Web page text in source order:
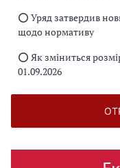
⭕️ Уряд затвердив
щодо нормативу
⭕️ Як зміниться
01.09.2026